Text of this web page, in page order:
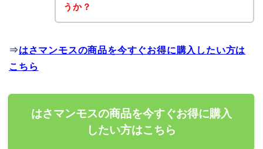
うか？
⇒はさマンモスの商品を今すぐお得に購入したい方は
こちら
はさマンモスの商品を今すぐお得に購入
したい方はこちら